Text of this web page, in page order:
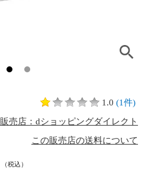
1.0 (1件)
販売店：dショッピングダイレクト
この販売店の送料について
（税込）